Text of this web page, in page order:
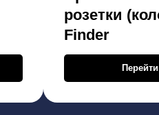
розетки
Finder
Перейти